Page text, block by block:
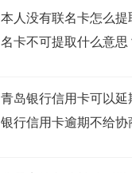
本人没有联名卡怎么
名卡不可提取什么意思
青岛银行信用卡可以
银行信用卡逾期不给协